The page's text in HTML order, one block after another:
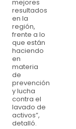
mejores
resultados
en la
región,
frente a lo
que están
haciendo
en
materia
de
prevención
y lucha
contra el
lavado de
activos”,
detalló.